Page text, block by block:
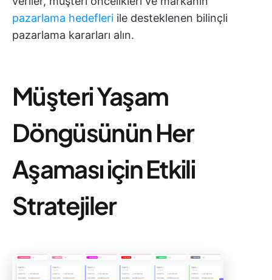
pazarlama hedefleri ile desteklenen bilinçli
pazarlama kararları alın.
Müşteri Yaşam
Döngüsünün Her
Aşaması için Etkili
Stratejiler